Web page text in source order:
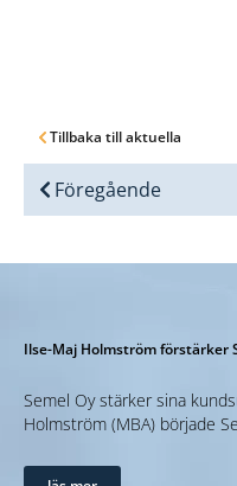
Tillbaka till aktuella
Föregående
Ilse-Maj Holmström förstärker
Semel Oy stärker sina
Holmström (MBA) började